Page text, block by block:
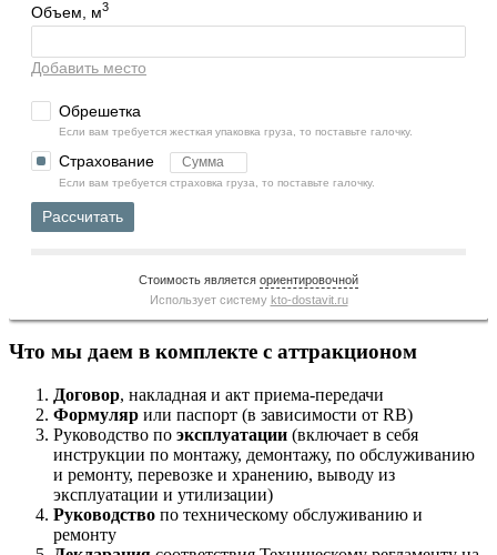
Объем, м3
Добавить место
Обрешетка
Если вам требуется жесткая упаковка груза, то поставьте галочку.
Страхование
Если вам требуется страховка груза, то поставьте галочку.
Рассчитать
Стоимость является ориентировочной
Использует систему kto-dostavit.ru
Что мы даем в комплекте с аттракционом
Договор, накладная и акт приема-передачи
Формуляр или паспорт (в зависимости от RB)
Руководство по эксплуатации (включает в себя
инструкции по монтажу, демонтажу, по обслуживанию
и ремонту, перевозке и хранению, выводу из
эксплуатации и утилизации)
Руководство по техническому обслуживанию и
ремонту